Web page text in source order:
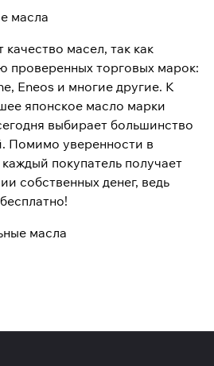
масла
масел, так как
проверенных торговых марок:
Eneos и многие другие. К
японское масло марки
выбирает большинство
Помимо уверенности в
покупатель получает
собственных денег, ведь
масла